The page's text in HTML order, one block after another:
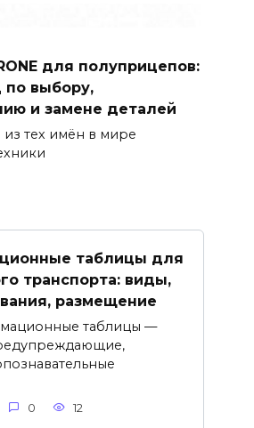
для полуприцепов:
выбору,
и замене деталей
тех имён в мире
таблицы для
транспорта: виды,
размещение
таблицы —
0 12